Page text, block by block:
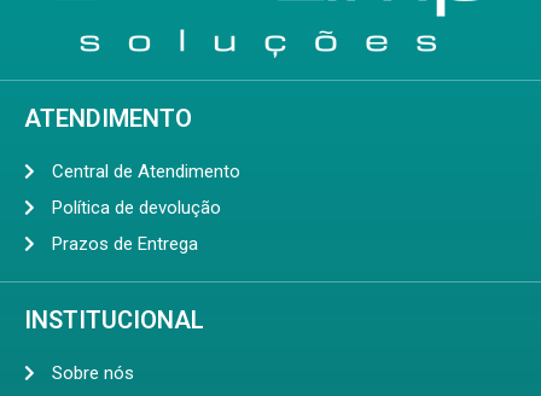
ATENDIMENTO
Central de Atendimento
Política de devolução
Prazos de Entrega
INSTITUCIONAL
Sobre nós